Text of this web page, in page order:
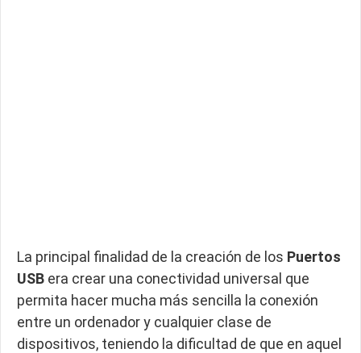
La principal finalidad de la creación de los Puertos
USB era crear una conectividad universal que
permita hacer mucha más sencilla la conexión
entre un ordenador y cualquier clase de
dispositivos, teniendo la dificultad de que en aquel